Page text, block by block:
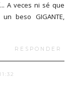
A veces ni sé que
un beso GIGANTE,
RESPONDER